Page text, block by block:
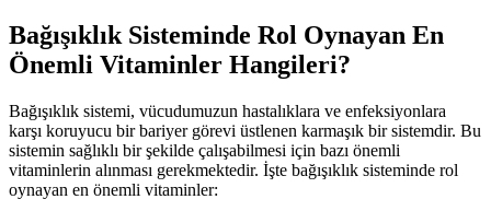
Bağışıklık Sisteminde Rol Oynayan En
Önemli Vitaminler Hangileri?
Bağışıklık sistemi, vücudumuzun hastalıklara ve enfeksiyonlara
karşı koruyucu bir bariyer görevi üstlenen karmaşık bir sistemdir. Bu
sistemin sağlıklı bir şekilde çalışabilmesi için bazı önemli
vitaminlerin alınması gerekmektedir. İşte bağışıklık sisteminde rol
oynayan en önemli vitaminler: